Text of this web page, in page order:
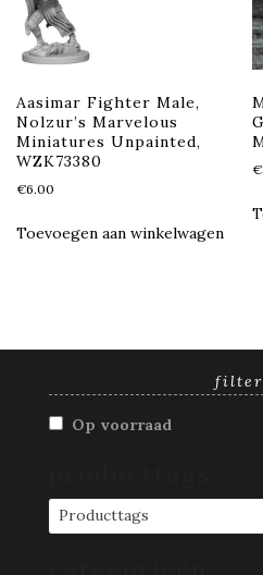
Aasimar Fighter Male,
Nolzur’s Marvelous
Miniatures Unpainted,
WZK73380
€6.00
Toevoegen aan winkelwagen
€
Op voorraad
Producttags